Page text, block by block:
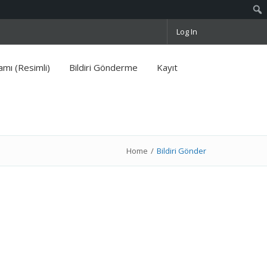
Log In
(Resimli) Bildiri Gönderme Kayıt
Home / Bildiri Gönder